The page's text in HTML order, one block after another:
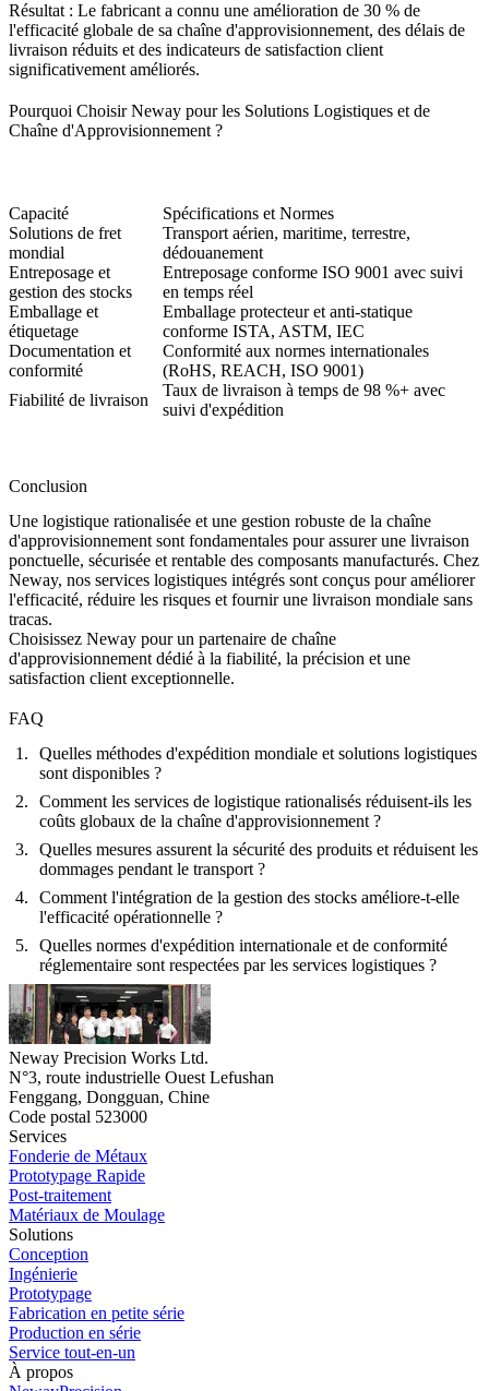
Résultat : Le fabricant a connu une amélioration de 30 % de
l'efficacité globale de sa chaîne d'approvisionnement, des délais de
livraison réduits et des indicateurs de satisfaction client
significativement améliorés.
Pourquoi Choisir Neway pour les Solutions Logistiques et de
Chaîne d'Approvisionnement ?
Capacité
Spécifications et Normes
Solutions de fret
mondial
Transport aérien, maritime, terrestre,
dédouanement
Entreposage et
gestion des stocks
Entreposage conforme ISO 9001 avec suivi
en temps réel
Emballage et
étiquetage
Emballage protecteur et anti-statique
conforme ISTA, ASTM, IEC
Documentation et
conformité
Conformité aux normes internationales
(RoHS, REACH, ISO 9001)
Fiabilité de livraison
Taux de livraison à temps de 98 %+ avec
suivi d'expédition
Conclusion
Une logistique rationalisée et une gestion robuste de la chaîne
d'approvisionnement sont fondamentales pour assurer une livraison
ponctuelle, sécurisée et rentable des composants manufacturés. Chez
Neway, nos services logistiques intégrés sont conçus pour améliorer
l'efficacité, réduire les risques et fournir une livraison mondiale sans
tracas.
Choisissez Neway pour un partenaire de chaîne
d'approvisionnement dédié à la fiabilité, la précision et une
satisfaction client exceptionnelle.
FAQ
Quelles méthodes d'expédition mondiale et solutions logistiques
sont disponibles ?
Comment les services de logistique rationalisés réduisent-ils les
coûts globaux de la chaîne d'approvisionnement ?
Quelles mesures assurent la sécurité des produits et réduisent les
dommages pendant le transport ?
Comment l'intégration de la gestion des stocks améliore-t-elle
l'efficacité opérationnelle ?
Quelles normes d'expédition internationale et de conformité
réglementaire sont respectées par les services logistiques ?
Neway Precision Works Ltd.
N°3, route industrielle Ouest Lefushan
Fenggang, Dongguan, Chine
Code postal 523000
Services
Fonderie de Métaux
Prototypage Rapide
Post-traitement
Matériaux de Moulage
Solutions
Conception
Ingénierie
Prototypage
Fabrication en petite série
Production en série
Service tout-en-un
À propos